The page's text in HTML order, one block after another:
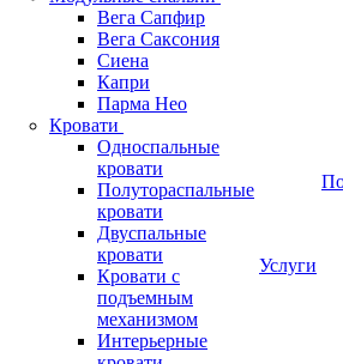
Вега Сапфир
Вега Саксония
Сиена
Капри
Парма Нео
Кровати
Односпальные
кровати
Полутораспальные
кровати
Двуспальные
кровати
Кровати с
подъемным
механизмом
Интерьерные
Услуги